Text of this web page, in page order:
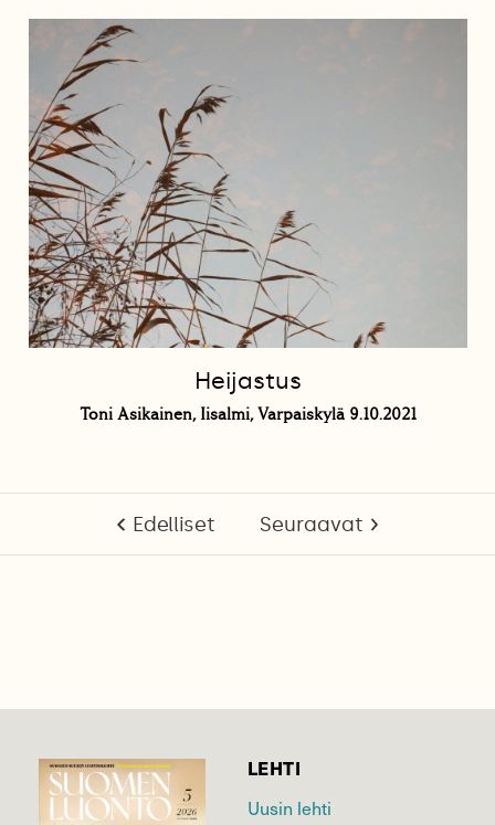
Heijastus
Toni Asikainen, Iisalmi, Varpaiskylä 9.10.2021
Edelliset Seuraavat
LEHTI
Uusin lehti